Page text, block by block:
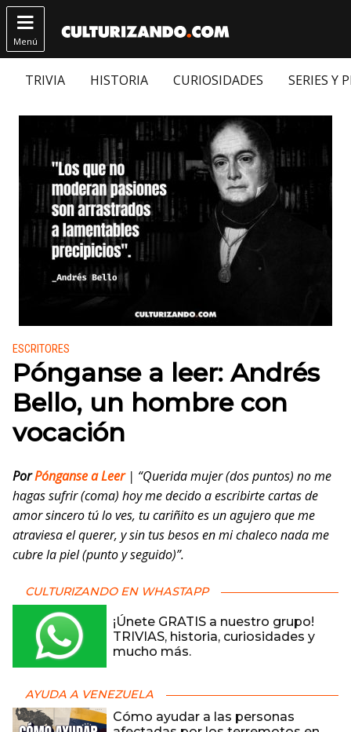

Menú
TRIVIA HISTORIA CURIOSIDADES SERIES Y
Publicado en:
ESCRITORES
Pónganse a leer: Andrés
Bello, un hombre con
vocación
PorPónganse a Leer | “Querida mujer (dos puntos) no me
hagas sufrir (coma) hoy me decido a escribirte cartas de
amor sincero tú lo ves, tu cariñito es un agujero que me
atraviesa el querer, y sin tus besos en mi chaleco nada me
cubre la piel (punto y seguido)”.
CULTURIZANDO EN WHASTAPP
¡Únete GRATIS a nuestro grupo!
TRIVIAS, historia, curiosidades y
mucho más.
AYUDA A VENEZUELA
Cómo ayudar a las personas